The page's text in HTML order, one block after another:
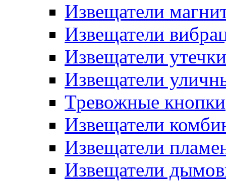
Извещатели
Извещатели
Извещатели утечки
Извещатели
Тревожные кнопки
Извещатели
Извещатели
Извещатели